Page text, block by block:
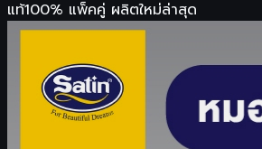
แท้100% แพ็คคู่ ผลิตใหม่ล่าสุด